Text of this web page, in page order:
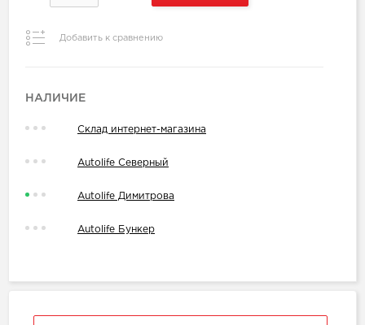
Добавить к сравнению
НАЛИЧИЕ
Склад интернет-магазина
Autolife Северный
Autolife Димитрова
Autolife Бункер